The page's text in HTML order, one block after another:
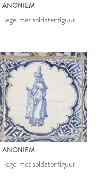
ANONIEM
Tegel met soldatenfiguur
ANONIEM
Tegel met soldatenfiguur